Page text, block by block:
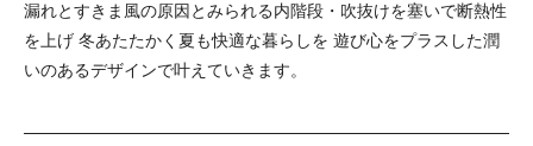
漏れとすきま風の原因とみられる内階段・吹抜けを塞いで断熱性
を上げ 冬あたたかく夏も快適な暮らしを 遊び心をプラスした潤
いのあるデザインで叶えていきます。